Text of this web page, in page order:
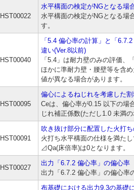
HST00022
水平構面の検定がNGとなる場
水平構面の検定がNGとなる場
す。
HST00040
「5.4 偏心率の計算」と「
違い(Ver.8以前)
「5.4」は耐力壁のみの評価、
ほかに準耐力壁・腰壁等を含
値が異なる場合があります。
HST00095
偏心によるねじれを考慮した
Ceは、偏心率が0.15 以下の場
じれ補正係数(ただし1.0 未満
HST00091
吹き抜け部分に配置した火打
火打ち水平構面の仕様を満た
⊿Qa(床倍率)は0となります。
HST00027
出力「6.7.2 偏心率」の偏心率
出力「6.7.2 偏心率」の偏心率
布基礎における出力9.3の基礎